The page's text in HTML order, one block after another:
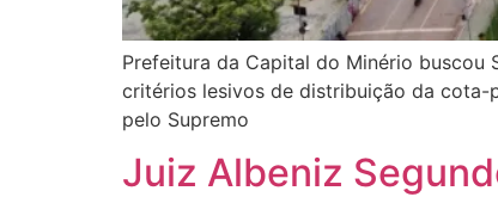
Prefeitura da Capital do Minério buscou
critérios lesivos de distribuição da cota-
pelo Supremo
Juiz Albeniz